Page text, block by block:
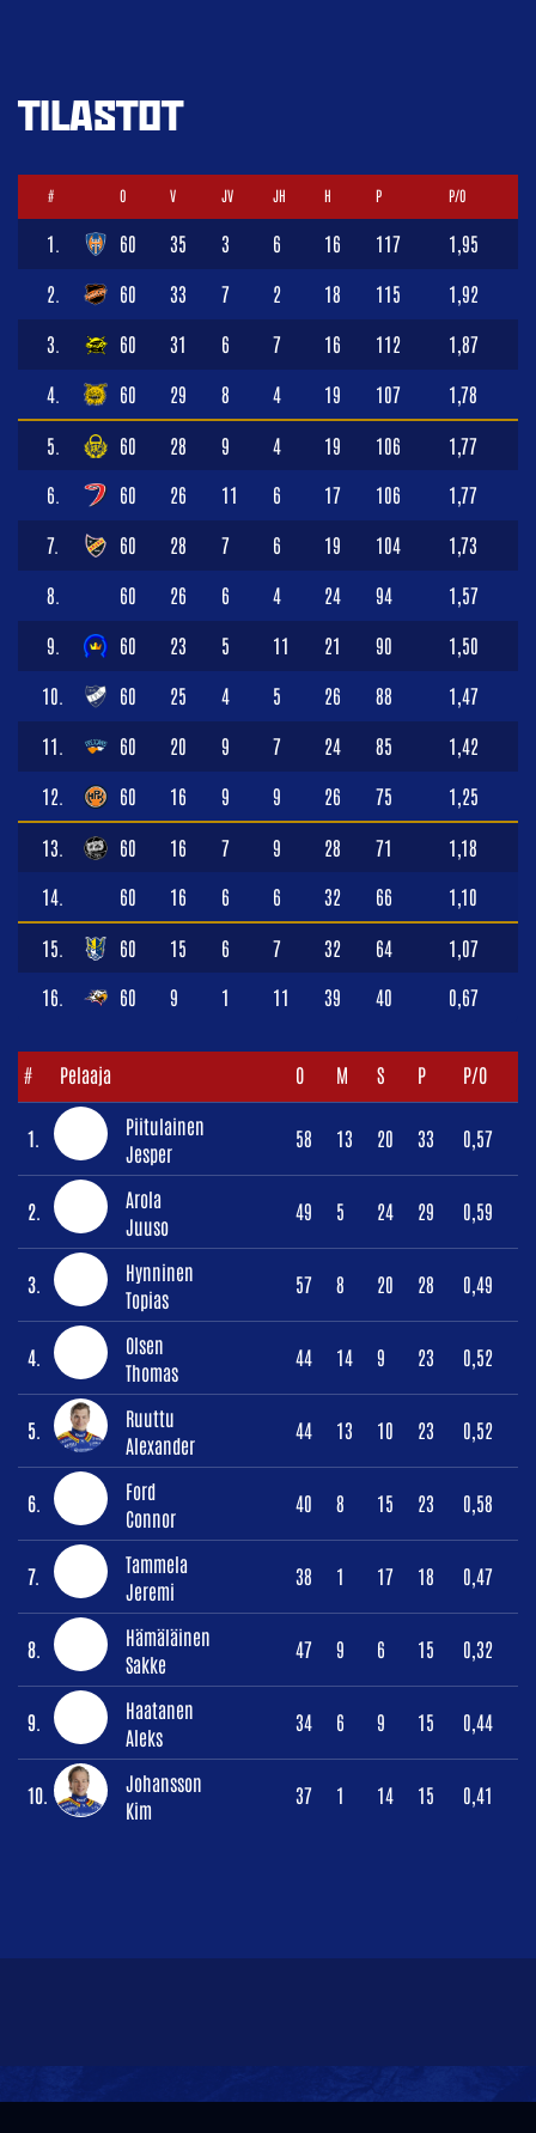
TILASTOT
# O V JV JH H P P/O
1. 60 35 3 6 16 117 1,95
2. 60 33 7 2 18 115 1,92
3. 60 31 6 7 16 112 1,87
4. 60 29 8 4 19 107 1,78
5. 60 28 9 4 19 106 1,77
6. 60 26 11 6 17 106 1,77
7. 60 28 7 6 19 104 1,73
8. 60 26 6 4 24 94 1,57
9. 60 23 5 11 21 90 1,50
10. 60 25 4 5 26 88 1,47
11. 60 20 9 7 24 85 1,42
12. 60 16 9 9 26 75 1,25
13. 60 16 7 9 28 71 1,18
14. 60 16 6 6 32 66 1,10
15. 60 15 6 7 32 64 1,07
16. 60 9 1 11 39 40 0,67
# Pelaaja O M S P P/O
1.
Piitulainen
Jesper
58 13 20 33 0,57
2.
Arola
Juuso
49 5 24 29 0,59
3.
Hynninen
Topias
57 8 20 28 0,49
4.
Olsen
Thomas
44 14 9 23 0,52
5.
Ruuttu
Alexander
44 13 10 23 0,52
6.
Ford
Connor
40 8 15 23 0,58
7.
Tammela
Jeremi
38 1 17 18 0,47
8.
Hämäläinen
Sakke
47 9 6 15 0,32
9.
Haatanen
Aleks
34 6 9 15 0,44
10.
Johansson
Kim
37 1 14 15 0,41